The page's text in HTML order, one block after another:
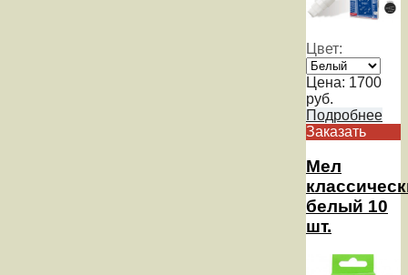
Цвет:
Цена: 1700
руб.
Подробнее
Заказать
Мел
белый 10
шт.